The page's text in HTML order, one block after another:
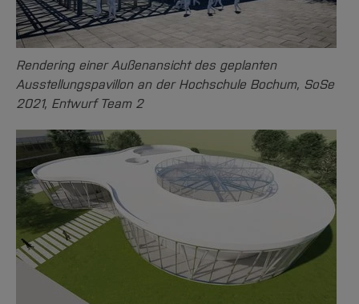
Rendering einer Außenansicht des geplanten
Ausstellungspavillon an der Hochschule Bochum, SoSe
2021, Entwurf Team 2